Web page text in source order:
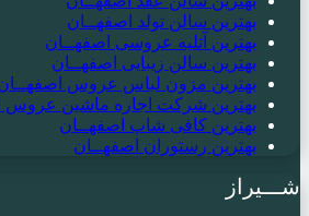
بهترین سالن تولد اصفهــان
بهترین آتلیه عروسی اصفهــان
بهترین سالن زیبایی اصفهــان
بهترین مزون لباس عروس
بهترین شرکت اجاره ماشین عروس
بهترین کافی شاپ اصفهــان
بهترین رستوران اصفهــان
شـــیراز